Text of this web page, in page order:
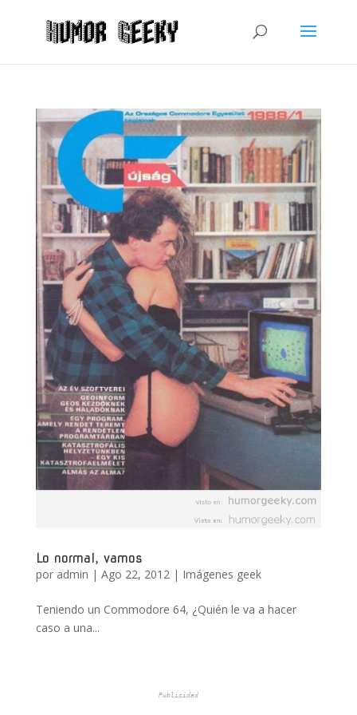
Lo normal, vamos
por admin | Ago 22, 2012 | Imágenes geek
Teniendo un Commodore 64, ¿Quién le va a hacer
caso a una...
Publicidad